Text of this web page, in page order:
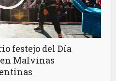
festejo del Día
Malvinas